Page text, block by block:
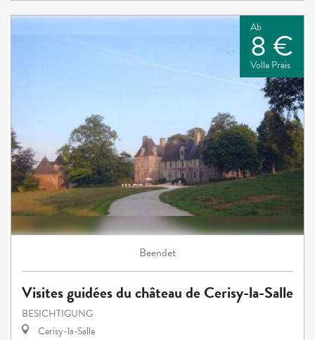
Ab
8 €
Volle Preis
Beendet
Visites guidées du château de Cerisy-la-Salle
BESICHTIGUNG
Cerisy-la-Salle